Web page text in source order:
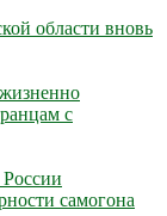
области вновь
с
самогона